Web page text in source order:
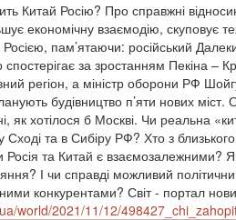
Китай Росію? Про справжні
економічну взаємодію, скуповує
Росією, пам’ятаючи: російський
за зростанням Пекіна –
регіон, а міністр оборони РФ
будівництво п’яти нових міст.
як хотілося б Москві. Чи реальна
та в Сибіру РФ? Хто з
Росія та Китай є взаємозалежними?
І чи справді можливий
конкурентами? Світ - портал
world/2021/11/12/